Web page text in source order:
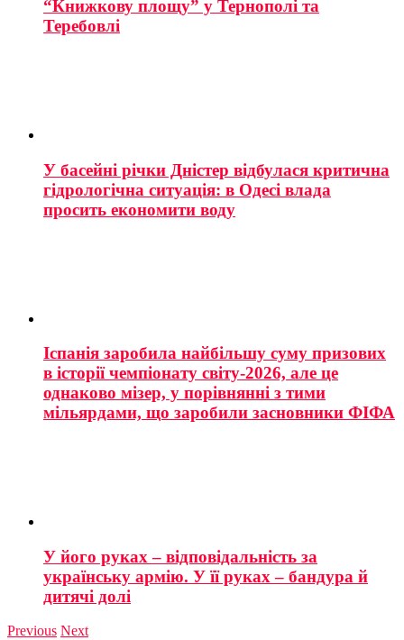
“Книжкову площу” у Тернополі та
Теребовлі
У басейні річки Дністер відбулася критична
гідрологічна ситуація: в Одесі влада
просить економити воду
Іспанія заробила найбільшу суму призових
в історії чемпіонату світу-2026, але це
однаково мізер, у порівнянні з тими
мільярдами, що заробили засновники ФІФА
У його руках – відповідальність за
українську армію. У її руках – бандура й
дитячі долі
Previous Next